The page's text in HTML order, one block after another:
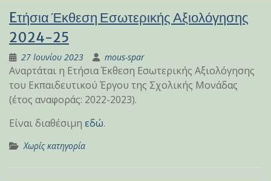
Eτήσια Έκθεση Εσωτερικής Αξιολόγησης
2024-25
27 Ιουνίου 2023 mous-spar
Αναρτάται η Ετήσια Έκθεση Εσωτερικής Αξιολόγησης
του Εκπαιδευτικού Έργου της Σχολικής Μονάδας
(έτος αναφοράς: 2022-2023).
Είναι διαθέσιμη εδώ.
Χωρίς κατηγορία